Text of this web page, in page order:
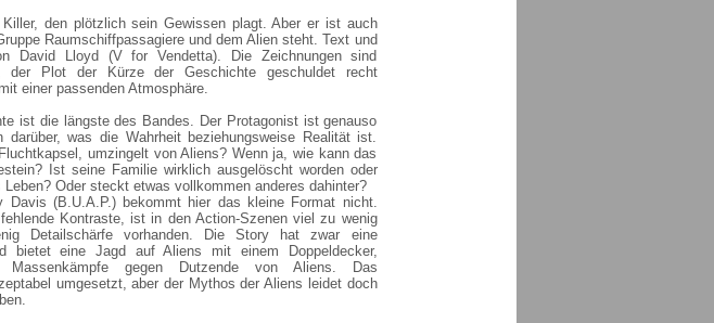
den plötzlich sein Gewissen plagt. Aber er ist auch
Raumschiffpassagiere und dem Alien steht. Text und
David Lloyd (V for Vendetta). Die Zeichnungen sind
der Plot der Kürze der Geschichte geschuldet recht
einer passenden Atmosphäre.
ist die längste des Bandes. Der Protagonist ist genauso
was die Wahrheit beziehungsweise Realität ist.
umzingelt von Aliens? Wenn ja, wie kann das
Ist seine Familie wirklich ausgelöscht worden oder
Oder steckt etwas vollkommen anderes dahinter?
Davis (B.U.A.P.) bekommt hier das kleine Format nicht.
Kontraste, ist in den Action-Szenen viel zu wenig
Detailschärfe vorhanden. Die Story hat zwar eine
bietet eine Jagd auf Aliens mit einem Doppeldecker,
Massenkämpfe gegen Dutzende von Aliens. Das
umgesetzt, aber der Mythos der Aliens leidet doch